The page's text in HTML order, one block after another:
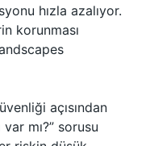
hızla azalıyor.
korunması
açısından
var mı?” sorusu